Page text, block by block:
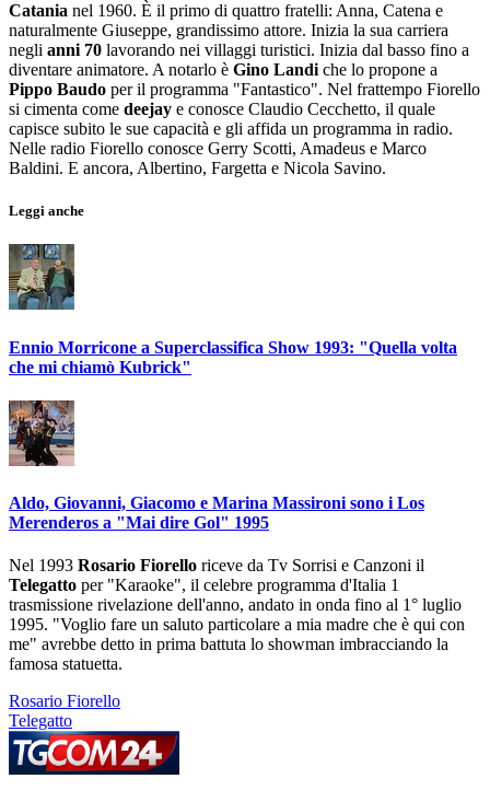
Catania nel 1960. È il primo di quattro fratelli: Anna, Catena e
naturalmente Giuseppe, grandissimo attore. Inizia la sua carriera
negli anni 70 lavorando nei villaggi turistici. Inizia dal basso fino a
diventare animatore. A notarlo è Gino Landi che lo propone a
Pippo Baudo per il programma "Fantastico". Nel frattempo Fiorello
si cimenta come deejay e conosce Claudio Cecchetto, il quale
capisce subito le sue capacità e gli affida un programma in radio.
Nelle radio Fiorello conosce Gerry Scotti, Amadeus e Marco
Baldini. E ancora, Albertino, Fargetta e Nicola Savino.
Leggi anche
Ennio Morricone a Superclassifica Show 1993: "Quella volta
che mi chiamò Kubrick"
Aldo, Giovanni, Giacomo e Marina Massironi sono i Los
Merenderos a "Mai dire Gol" 1995
Nel 1993 Rosario Fiorello riceve da Tv Sorrisi e Canzoni il
Telegatto per "Karaoke", il celebre programma d'Italia 1
trasmissione rivelazione dell'anno, andato in onda fino al 1° luglio
1995. "Voglio fare un saluto particolare a mia madre che è qui con
me" avrebbe detto in prima battuta lo showman imbracciando la
famosa statuetta.
Rosario Fiorello
Telegatto